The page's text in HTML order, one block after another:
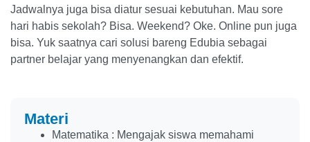
Jadwalnya juga bisa diatur sesuai kebutuhan. Mau sore
hari habis sekolah? Bisa. Weekend? Oke. Online pun juga
bisa. Yuk saatnya cari solusi bareng Edubia sebagai
partner belajar yang menyenangkan dan efektif.
Materi
Matematika : Mengajak siswa memahami